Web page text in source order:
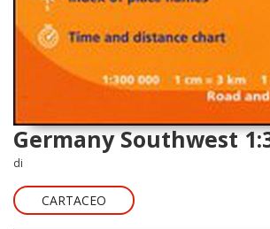
Germany Southwest
di
CARTACEO